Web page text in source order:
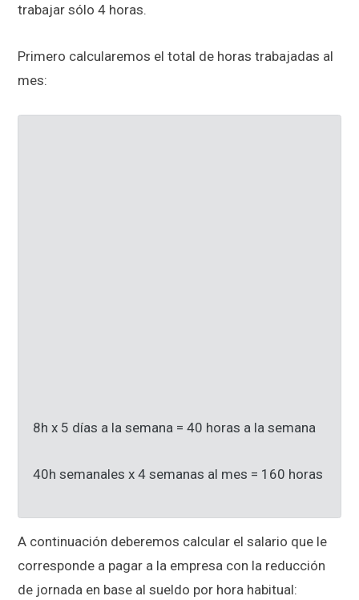
trabajar sólo 4 horas.
Primero calcularemos el total de horas trabajadas al
mes:
8h x 5 días a la semana = 40 horas a la semana
40h semanales x 4 semanas al mes = 160 horas
A continuación deberemos calcular el salario que le
corresponde a pagar a la empresa con la reducción
de jornada en base al sueldo por hora habitual: